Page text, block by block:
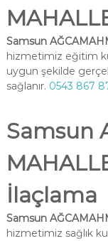
Samsun
hizmetimiz eğitim
uygun şekilde
sağlanır. 0543 867
Samsun
İlaçlama
Samsun
hizmetimiz sağlık